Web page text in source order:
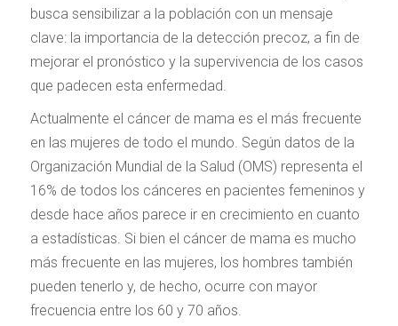
busca sensibilizar a la población con un mensaje
clave: la importancia de la detección precoz, a fin de
mejorar el pronóstico y la supervivencia de los casos
que padecen esta enfermedad.
Actualmente el cáncer de mama es el más frecuente
en las mujeres de todo el mundo. Según datos de la
Organización Mundial de la Salud (OMS) representa el
16% de todos los cánceres en pacientes femeninos y
desde hace años parece ir en crecimiento en cuanto
a estadísticas. Si bien el cáncer de mama es mucho
más frecuente en las mujeres, los hombres también
pueden tenerlo y, de hecho, ocurre con mayor
frecuencia entre los 60 y 70 años.